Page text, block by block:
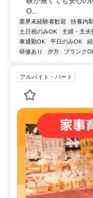
O...
業界未経験者歓迎 扶養内
土日祝のみOK
主婦・主夫
車通勤OK
平日のみOK
研修あり
夕方 ブランク
アルバイト・パート